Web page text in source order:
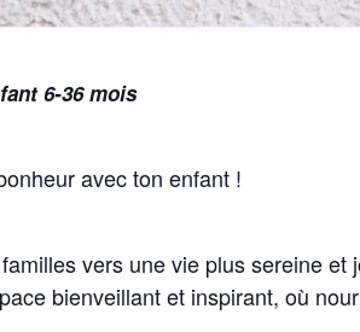
6-36 mois
avec ton enfant !
vers une vie plus sereine et
bienveillant et inspirant, où